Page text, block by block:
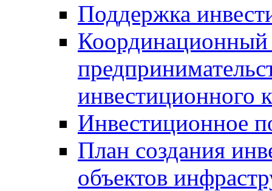
Поддержка
Координационный
инвестиционного
Инвестиционное
План создания
объектов